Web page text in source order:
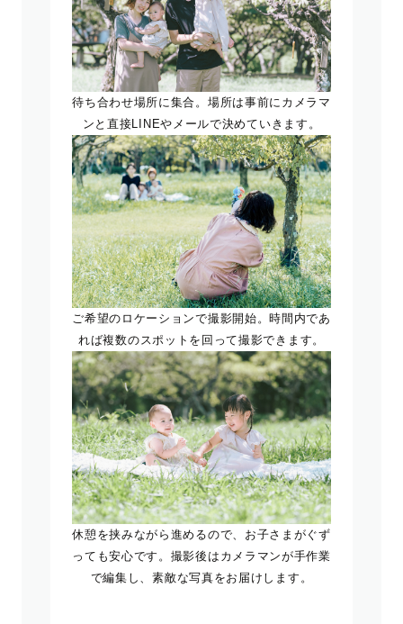
待ち合わせ場所に集合。場所は事前にカメラマ
ンと直接LINEやメールで決めていきます。
ご希望のロケーションで撮影開始。時間内であ
れば複数のスポットを回って撮影できます。
休憩を挟みながら進めるので、お子さまがぐず
っても安心です。撮影後はカメラマンが手作業
で編集し、素敵な写真をお届けします。